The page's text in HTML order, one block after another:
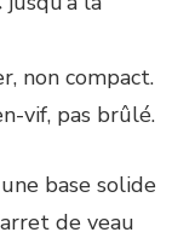
non compact.
vif, pas brûlé.
base solide
de veau